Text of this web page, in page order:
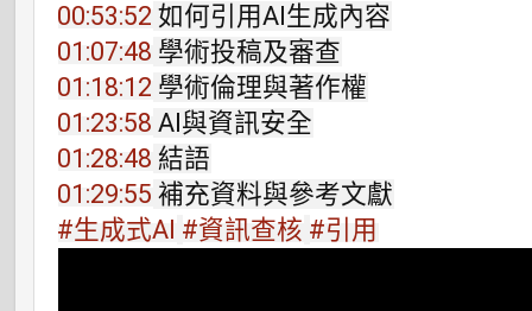
00:53:52
01:07:48
01:18:12
01:23:58
01:28:48
01:29:55
#生成式AI #資訊查核 #引用